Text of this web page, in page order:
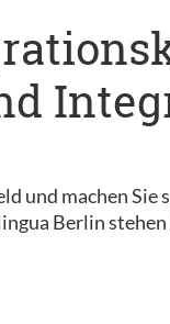
und machen
Berlin stehen